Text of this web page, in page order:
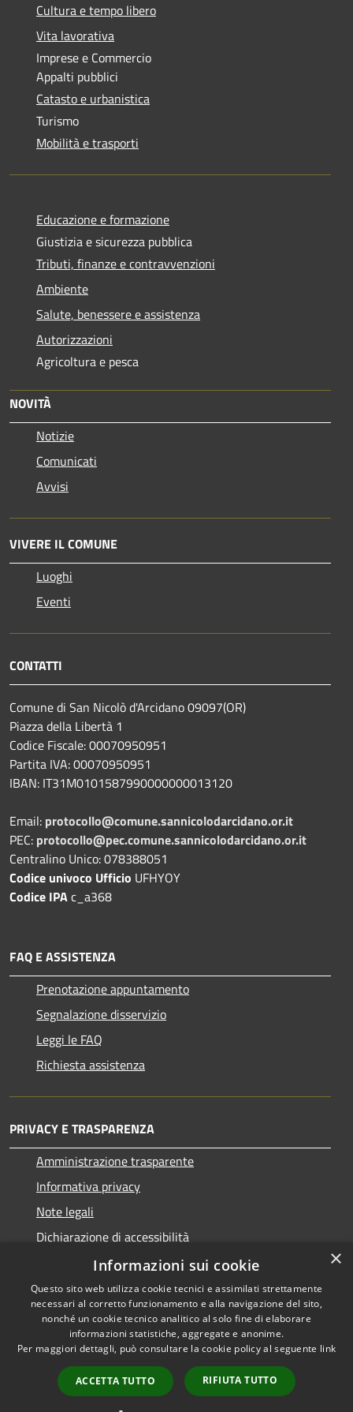
Cultura e tempo libero
Vita lavorativa
Imprese e Commercio
Appalti pubblici
Catasto e urbanistica
Turismo
Mobilità e trasporti
Educazione e formazione
Giustizia e sicurezza pubblica
Tributi, finanze e contravvenzioni
Ambiente
Salute, benessere e assistenza
Autorizzazioni
Agricoltura e pesca
NOVITÀ
Notizie
Comunicati
Avvisi
VIVERE IL COMUNE
Luoghi
Eventi
CONTATTI
Comune di San Nicolò d'Arcidano 09097(OR)
Piazza della Libertà 1
Codice Fiscale: 00070950951
Partita IVA: 00070950951
IBAN: IT31M0101587990000000013120
Email: protocollo@comune.sannicolodarcidano.or.it
PEC: protocollo@pec.comune.sannicolodarcidano.or.it
Centralino Unico: 078388051
Codice univoco Ufficio UFHYOY
Codice IPAc_a368
FAQ E ASSISTENZA
Prenotazione appuntamento
Segnalazione disservizio
Leggi le FAQ
Richiesta assistenza
PRIVACY E TRASPARENZA
Amministrazione trasparente
Informativa privacy
Note legali
Dichiarazione di accessibilità
Accessibilità
Privacy
Mappa del sito
Copyright © 2026 • Comune di
San Nicolò d'Arcidano •
Powered byMunicipium •
Accesso redazione
×
Informazioni sui cookie
Questo sito web utilizza cookie tecnici e assimilati strettamente
necessari al corretto funzionamento e alla navigazione del sito,
nonché un cookie tecnico analitico al solo fine di elaborare
informazioni statistiche, aggregate e anonime.
Per maggiori dettagli, può consultare la cookie policy al seguente link
ACCETTA TUTTO RIFIUTA TUTTO